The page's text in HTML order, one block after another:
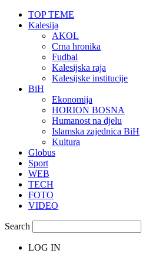
TOP TEME
Kalesija
AKOL
Crna hronika
Fudbal
Kalesijska raja
Kalesijske institucije
BiH
Ekonomija
HORION BOSNA
Humanost na djelu
Islamska zajednica BiH
Kultura
Globus
Sport
WEB
TECH
FOTO
VIDEO
Search
LOG IN